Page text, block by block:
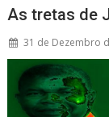
As tretas de
31 de Dezembro